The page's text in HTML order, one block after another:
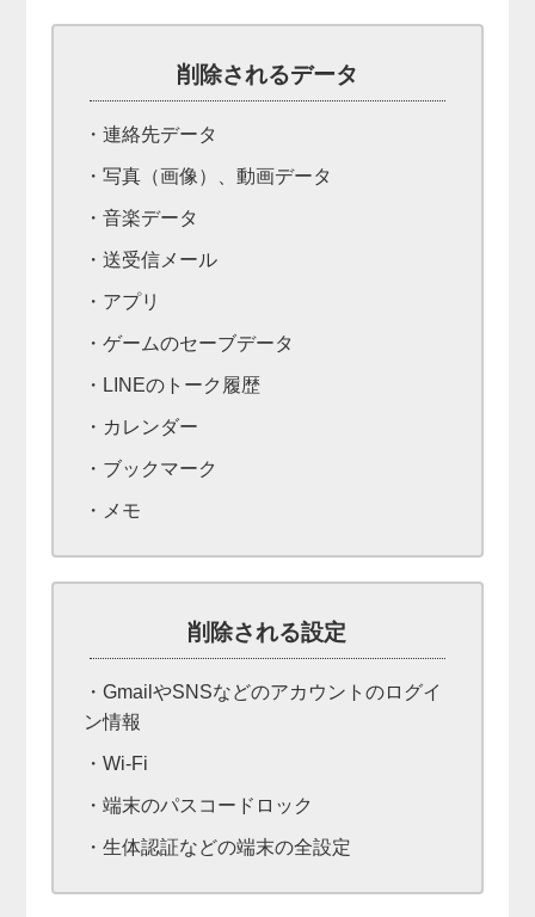
削除されるデータ
・連絡先データ
・写真（画像）、動画データ
・音楽データ
・送受信メール
・アプリ
・ゲームのセーブデータ
・LINEのトーク履歴
・カレンダー
・ブックマーク
・メモ
削除される設定
・GmailやSNSなどのアカウントのログイ
ン情報
・Wi-Fi
・端末のパスコードロック
・生体認証などの端末の全設定